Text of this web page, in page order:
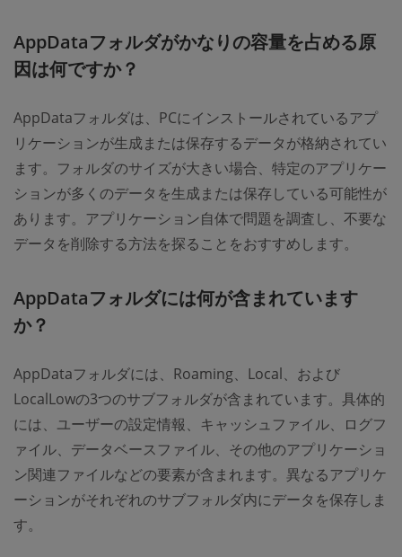
AppDataフォルダがかなりの容量を占める原
因は何ですか？
AppDataフォルダは、PCにインストールされているアプ
リケーションが生成または保存するデータが格納されてい
ます。フォルダのサイズが大きい場合、特定のアプリケー
ションが多くのデータを生成または保存している可能性が
あります。アプリケーション自体で問題を調査し、不要な
データを削除する方法を探ることをおすすめします。
AppDataフォルダには何が含まれています
か？
AppDataフォルダには、Roaming、Local、および
LocalLowの3つのサブフォルダが含まれています。具体的
には、ユーザーの設定情報、キャッシュファイル、ログフ
ァイル、データベースファイル、その他のアプリケーショ
ン関連ファイルなどの要素が含まれます。異なるアプリケ
ーションがそれぞれのサブフォルダ内にデータを保存しま
す。